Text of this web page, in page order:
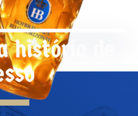
história de